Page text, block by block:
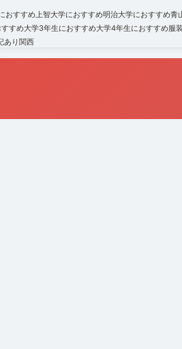
おすすめ上智大学におすすめ明治大学におすすめ青
すめ大学3年生におすすめ大学4年生におすすめ服
あり関西